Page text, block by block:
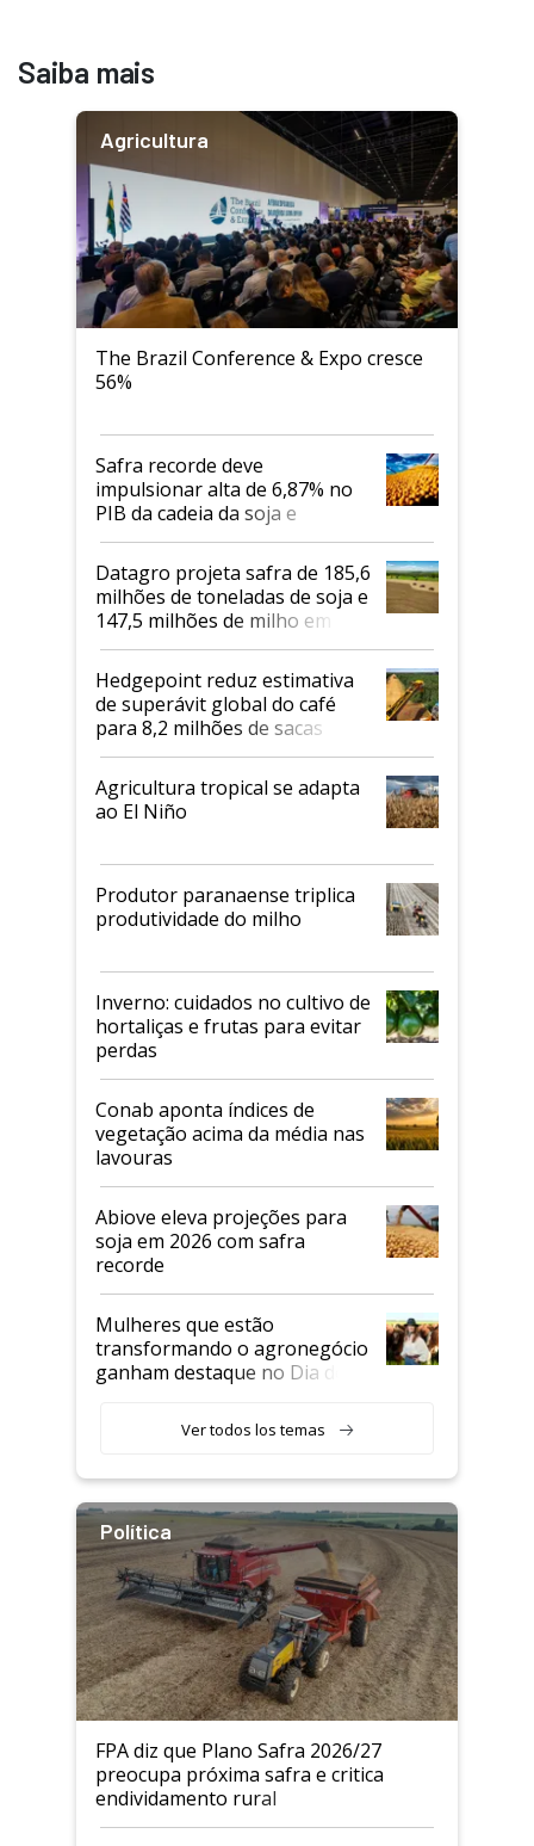
Saiba mais
Agricultura
The Brazil Conference & Expo cresce
56%
Safra recorde deve
impulsionar alta de 6,87% no
PIB da cadeia da soja e
biodiesel em 2026
Datagro projeta safra de 185,6
milhões de toneladas de soja e
147,5 milhões de milho em
2026/27
Hedgepoint reduz estimativa
de superávit global do café
para 8,2 milhões de sacas
Agricultura tropical se adapta
ao El Niño
Produtor paranaense triplica
produtividade do milho
Inverno: cuidados no cultivo de
hortaliças e frutas para evitar
perdas
Conab aponta índices de
vegetação acima da média nas
lavouras
Abiove eleva projeções para
soja em 2026 com safra
recorde
Mulheres que estão
transformando o agronegócio
ganham destaque no Dia do
Ver todos los temas
Política
FPA diz que Plano Safra 2026/27
preocupa próxima safra e critica
endividamento rural